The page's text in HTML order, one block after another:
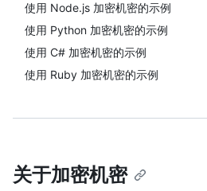
使用 Node.js 加密机密的示例
使用 Python 加密机密的示例
使用 C# 加密机密的示例
使用 Ruby 加密机密的示例
关于加密机密